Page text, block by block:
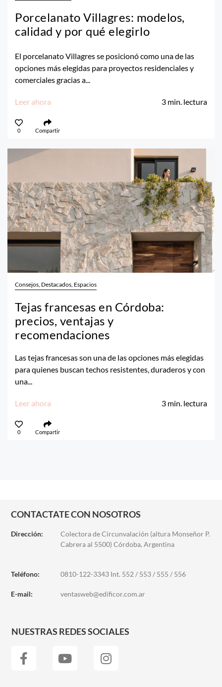
Porcelanato Villagres: modelos,
calidad y por qué elegirlo
El porcelanato Villagres se posicionó como una de las
opciones más elegidas para proyectos residenciales y
comerciales gracias a...
Leer ahora 3 min. lectura
0 Compartir
Consejos, Destacados, Espacios
Tejas francesas en Córdoba:
precios, ventajas y
recomendaciones
Las tejas francesas son una de las opciones más elegidas
para quienes buscan techos resistentes, duraderos y con
una...
Leer ahora 3 min. lectura
0 Compartir
CONTACTATE CON NOSOTROS
Dirección:
Colectora de Circunvalación (altura Monseñor P.
Cabrera al 5500) Córdoba, Argentina
Teléfono: 0810-122-3343 Int. 552 / 553 / 555 / 556
E-mail: ventasweb@edificor.com.ar
NUESTRAS REDES SOCIALES